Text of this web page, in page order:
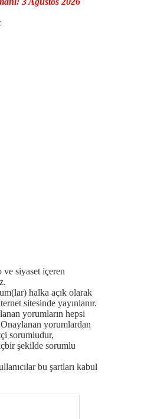
siyaset içeren
halka açık olarak
sitesinde yayınlanır.
yorumların hepsi
yorumlardan
sorumludur,
şekilde sorumlu
bu şartları kabul